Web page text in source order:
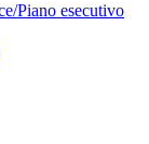
Piano esecutivo